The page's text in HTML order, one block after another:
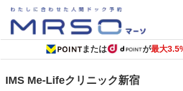
または が最大
IMS Me-Lifeクリニック新宿